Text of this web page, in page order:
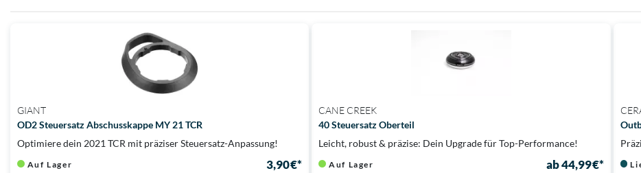
GIANT
OD2 Steuersatz Abschusskappe MY 21 TCR
Optimiere dein 2021 TCR mit präziser Steuersatz-Anpassung!
Auf Lager 3,90 €*
CANE CREEK
40 Steuersatz Oberteil
Leicht, robust & präzise: Dein Upgrade für Top-Performance!
Auf Lager ab 44,99 €*